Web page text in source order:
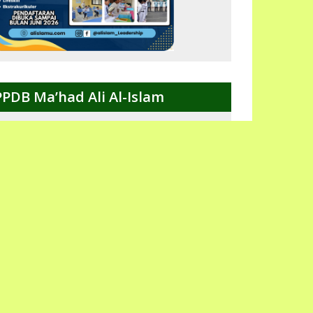
Ma’had Ali Al-Islam